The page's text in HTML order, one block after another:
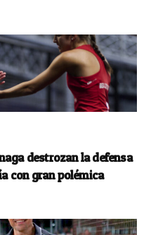
destrozan la defensa
con gran polémica